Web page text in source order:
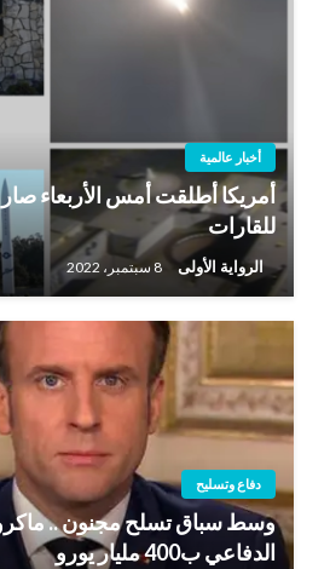
أخبار عالمية
أمريكا أطلقت أمس الأربعاء
للقارات
الرواية الأولى 8 سبتمبر، 2022
دفاع وتسليح
وسط سباق تسلح مجنون ..
الدفاعي ب400 مليار يورو